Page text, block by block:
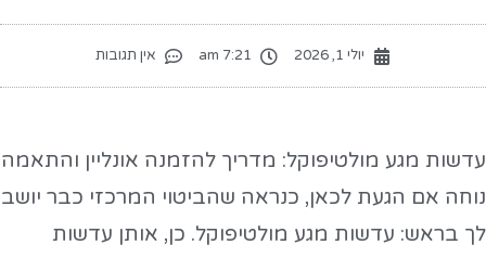
יולי 1, 2026 7:21 am אין תגובות
מגע מולטיפוקל: מדריך להזמנה אונליין והתאמה
אם הגעת לכאן, כנראה שהביטוי המרכזי כבר יושב
בראש: עדשות מגע מולטיפוקל. כן, אותן עדשות